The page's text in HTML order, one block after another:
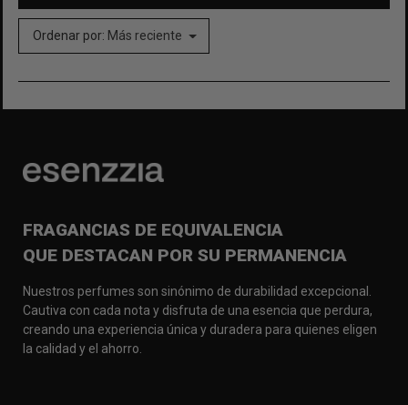
Ordenar por: Más reciente
FRAGANCIAS DE EQUIVALENCIA
QUE DESTACAN POR SU PERMANENCIA
Nuestros perfumes son sinónimo de durabilidad excepcional.
Cautiva con cada nota y disfruta de una esencia que perdura,
creando una experiencia única y duradera para quienes eligen
la calidad y el ahorro.